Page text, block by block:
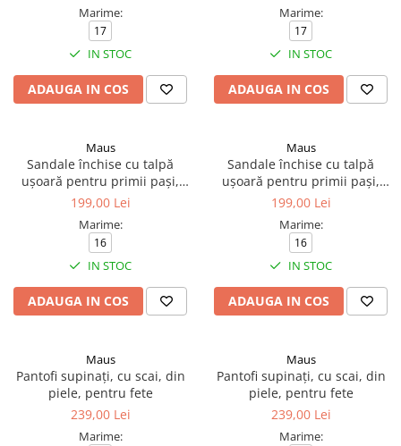
Marime:
17
IN STOC
ADAUGA IN COS
Marime:
17
IN STOC
ADAUGA IN COS
Maus
Sandale închise cu talpă
ușoară pentru primii pași,
pentru băieți
199,00 Lei
Marime:
16
IN STOC
ADAUGA IN COS
Maus
Sandale închise cu talpă
ușoară pentru primii pași,
pentru fete
199,00 Lei
Marime:
16
IN STOC
ADAUGA IN COS
Maus
Pantofi supinați, cu scai, din
piele, pentru fete
239,00 Lei
Marime:
Maus
Pantofi supinați, cu scai, din
piele, pentru fete
239,00 Lei
Marime: